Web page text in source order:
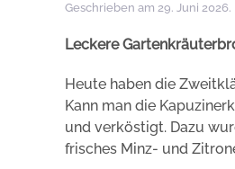
Geschrieben am 29. Juni 2026.
Leckere
Heute haben die
Kann man die
und verköstigt. Dazu
frisches Minz- und